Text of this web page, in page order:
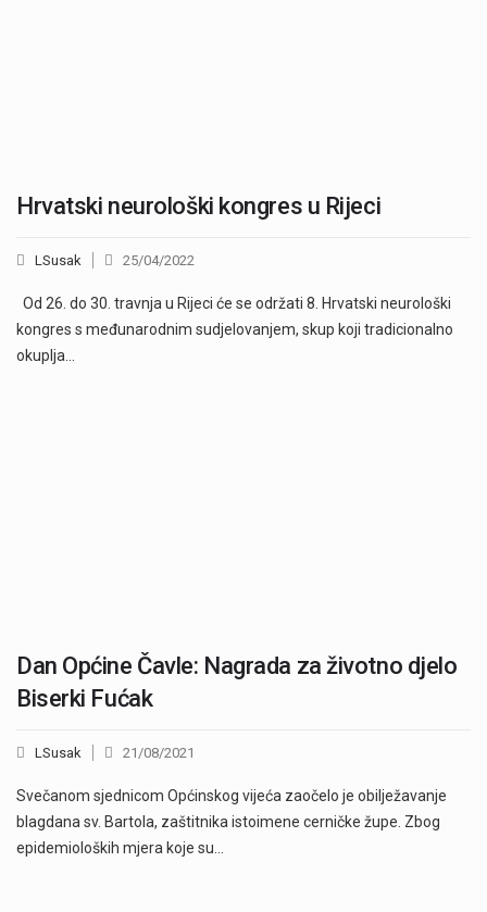
Hrvatski neurološki kongres u Rijeci
LSusak 25/04/2022
Od 26. do 30. travnja u Rijeci će se održati 8. Hrvatski neurološki
kongres s međunarodnim sudjelovanjem, skup koji tradicionalno
okuplja…
Dan Općine Čavle: Nagrada za životno djelo
Biserki Fućak
LSusak 21/08/2021
Svečanom sjednicom Općinskog vijeća zaočelo je obilježavanje
blagdana sv. Bartola, zaštitnika istoimene cerničke župe. Zbog
epidemioloških mjera koje su…